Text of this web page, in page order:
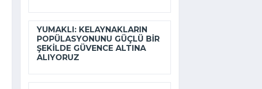
YUMAKLI: KELAYNAKLARIN
POPÜLASYONUNU GÜÇLÜ BIR
ŞEKILDE GÜVENCE ALTINA
ALIYORUZ